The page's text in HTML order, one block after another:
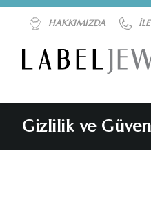
HAKKIMIZDA
Gizlilik ve